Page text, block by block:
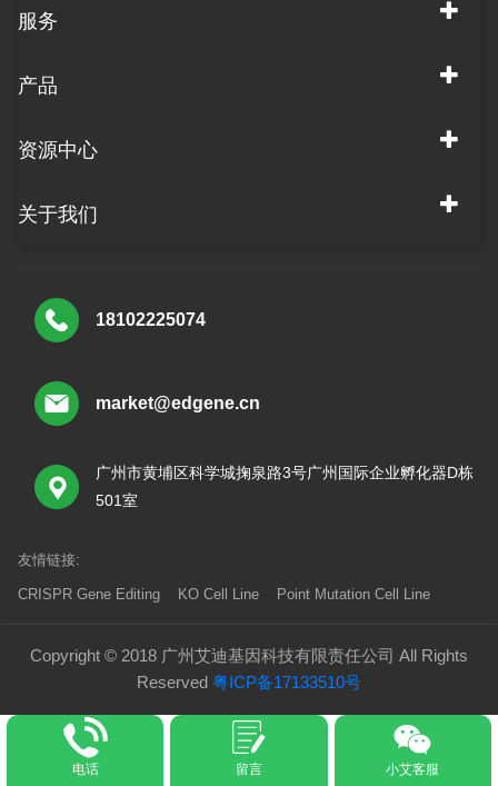
服务
产品
资源中心
关于我们
18102225074
market@edgene.cn
广州市黄埔区科学城掬泉路3号广州国际企业孵化器D栋
501室
友情链接:
CRISPR Gene Editing KO Cell Line Point Mutation Cell Line
Copyright © 2018 广州艾迪基因科技有限责任公司 All Rights
Reserved 粤ICP备17133510号
电话 留言 小艾客服